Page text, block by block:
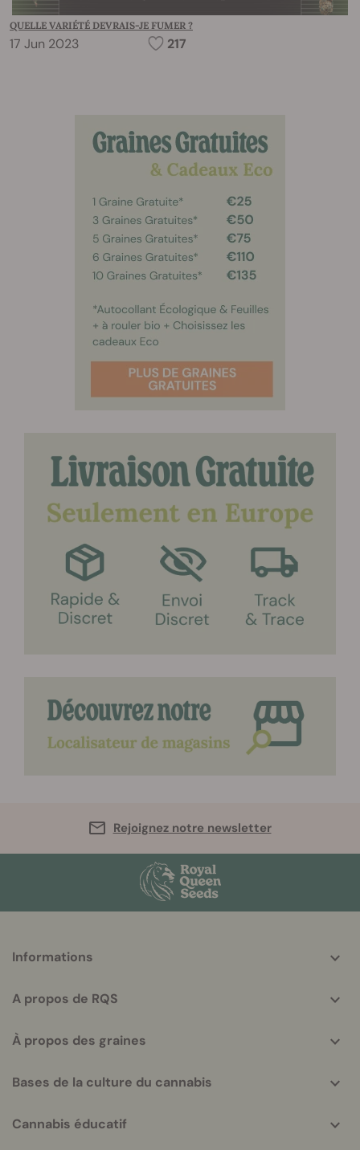
QUELLE VARIÉTÉ DEVRAIS-JE FUMER ?
17 Jun 2023 217
Rejoignez notre newsletter
helpful
Informations
A propos de RQS
À propos des graines
Bases de la culture du cannabis
Cannabis éducatif